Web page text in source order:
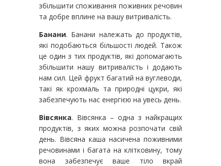
збільшити споживання поживних речовин
та добре вплине на вашу витривалість.
Банани. Банани належать до продуктів,
які подобаються більшості людей. Також
це один з тих продуктів, які допомагають
збільшити нашу витривалість і додають
нам сил. Цей фрукт багатий на вуглеводи,
такі як крохмаль та природні цукри, які
забезпечують нас енергією на увесь день.
Вівсянка. Вівсянка – одна з найкращих
продуктів, з яких можна розпочати свій
день. Вівсяна каша насичена поживними
речовинами і багата на клітковину, тому
вона забезпечує ваше тіло вкрай